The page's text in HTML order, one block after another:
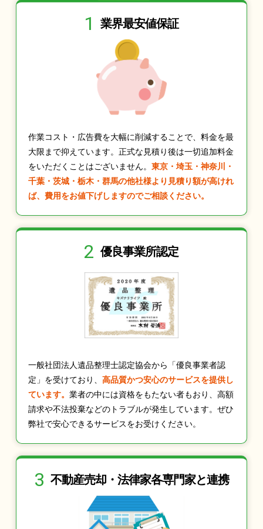
1 業界最安値保証
作業コスト・広告費を大幅に削減することで、料金を最
大限まで抑えています。正式な見積り後は一切追加料金
をいただくことはございません。 東京・埼玉・神奈川・
千葉・茨城・栃木・群馬の他社様より見積り額が高けれ
ば、費用をお値下げしますのでご相談ください。
2 優良事業所認定
一般社団法人遺品整理士認定協会から「優良事業者認
定」を受けており、 高品質かつ安心のサービスを提供し
ています。 業者の中には資格をもたない者もおり、高額
請求や不法投棄などのトラブルが発生しています。ぜひ
弊社で安心できるサービスをお受けください。
3 不動産売却・法律家各専門家と連携